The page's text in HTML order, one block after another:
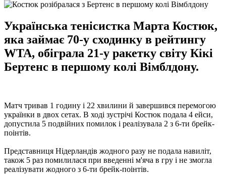
Українська тенісистка Марта Костюк,
яка займає 70-у сходинку в рейтингу
WTA, обіграла 21-у ракетку світу Кікі
Бертенс в першому колі Вімблдону.
Матч тривав 1 годину і 22 хвилини й завершився перемогою
українки в двох сетах. В ході зустрічі Костюк подала 4 ейси,
допустила 5 подвійних помилок і реалізувала 2 з 6-ти брейк-
поінтів.
Представниця Нідерландів жодного разу не подала навиліт,
також 5 раз помилилася при введенні м'яча в гру і не змогла
реалізувати жодного з 6-ти брейк-поінтів.